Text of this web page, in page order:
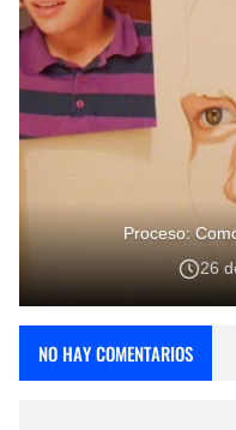
Proceso:
26
NO HAY COMENTARIOS